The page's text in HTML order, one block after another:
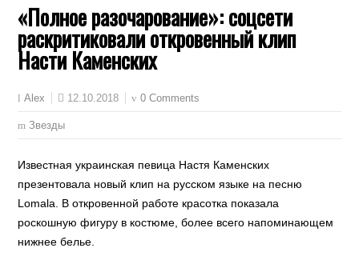
«Полное разочарование»: соцсети
раскритиковали откровенный клип
Насти Каменских
Alex 12.10.2018 0 Comments
Звезды
Известная украинская певица Настя Каменских
презентовала новый клип на русском языке на песню
Lomala. В откровенной работе красотка показала
роскошную фигуру в костюме, более всего напоминающем
нижнее белье.